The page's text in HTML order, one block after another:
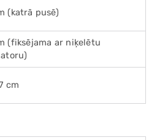
(katrā pusē)
(fiksējama ar niķelētu
cm